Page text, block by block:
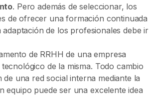
. Pero además de seleccionar, los
de ofrecer una formación continuada
de los profesionales debe ir
de RRHH de una empresa
de la misma. Todo cambio
una red social interna mediante la
equipo puede ser una excelente idea